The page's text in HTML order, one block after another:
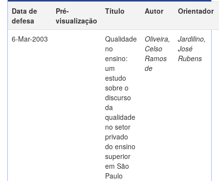
Data de
defesa
Pré-
visualização
Título Autor Orientador
6-Mar-2003
Qualidade
no
ensino:
um
estudo
sobre o
discurso
da
qualidade
no setor
privado
do ensino
superior
em São
Paulo
Oliveira,
Celso
Ramos
de
Jardilino,
José
Rubens